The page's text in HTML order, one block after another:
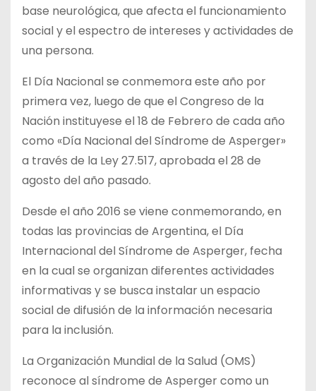
base neurológica, que afecta el funcionamiento
social y el espectro de intereses y actividades de
una persona.
El Día Nacional se conmemora este año por
primera vez, luego de que el Congreso de la
Nación instituyese el 18 de Febrero de cada año
como «Día Nacional del Síndrome de Asperger»
a través de la Ley 27.517, aprobada el 28 de
agosto del año pasado.
Desde el año 2016 se viene conmemorando, en
todas las provincias de Argentina, el Día
Internacional del Síndrome de Asperger, fecha
en la cual se organizan diferentes actividades
informativas y se busca instalar un espacio
social de difusión de la información necesaria
para la inclusión.
La Organización Mundial de la Salud (OMS)
reconoce al síndrome de Asperger como un